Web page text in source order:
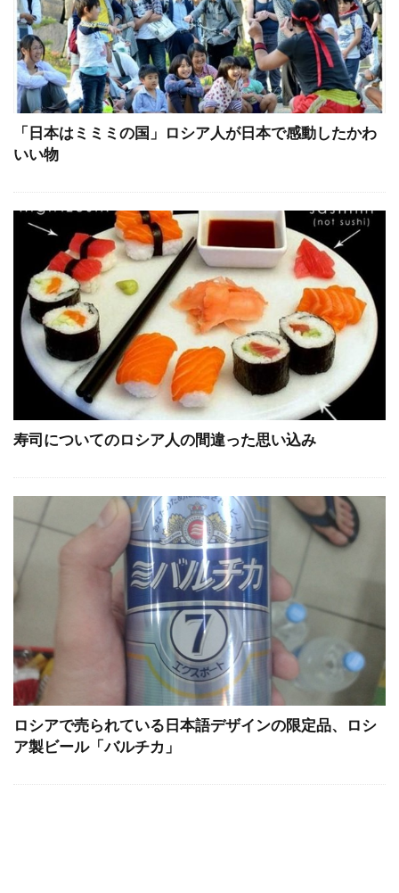
「日本はミミミの国」ロシア人が日本で感動したかわ
いい物
寿司についてのロシア人の間違った思い込み
ロシアで売られている日本語デザインの限定品、ロシ
ア製ビール「バルチカ」